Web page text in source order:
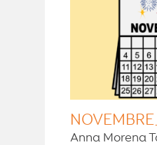
Anna Morena